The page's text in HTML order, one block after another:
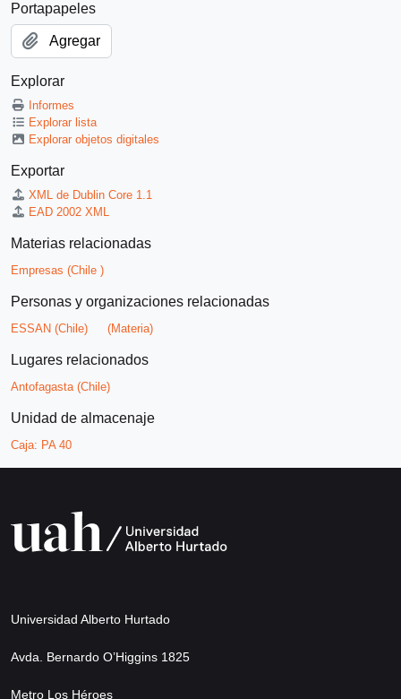
Portapapeles
Agregar
Explorar
Informes
Explorar lista
Explorar objetos digitales
Exportar
XML de Dublin Core 1.1
EAD 2002 XML
Materias relacionadas
Empresas (Chile )
Personas y organizaciones relacionadas
ESSAN (Chile) (Materia)
Lugares relacionados
Antofagasta (Chile)
Unidad de almacenaje
Caja: PA 40
Universidad Alberto Hurtado
Avda. Bernardo O’Higgins 1825
Metro Los Héroes